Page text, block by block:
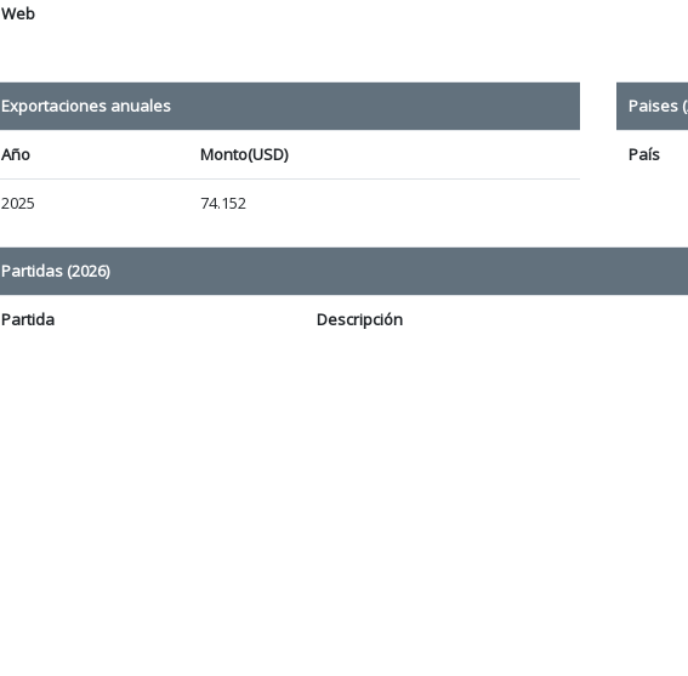
Web
Exportaciones anuales
Año Monto(USD)
2025 74.152
Paises
País
Partidas (2026)
Partida Descripción